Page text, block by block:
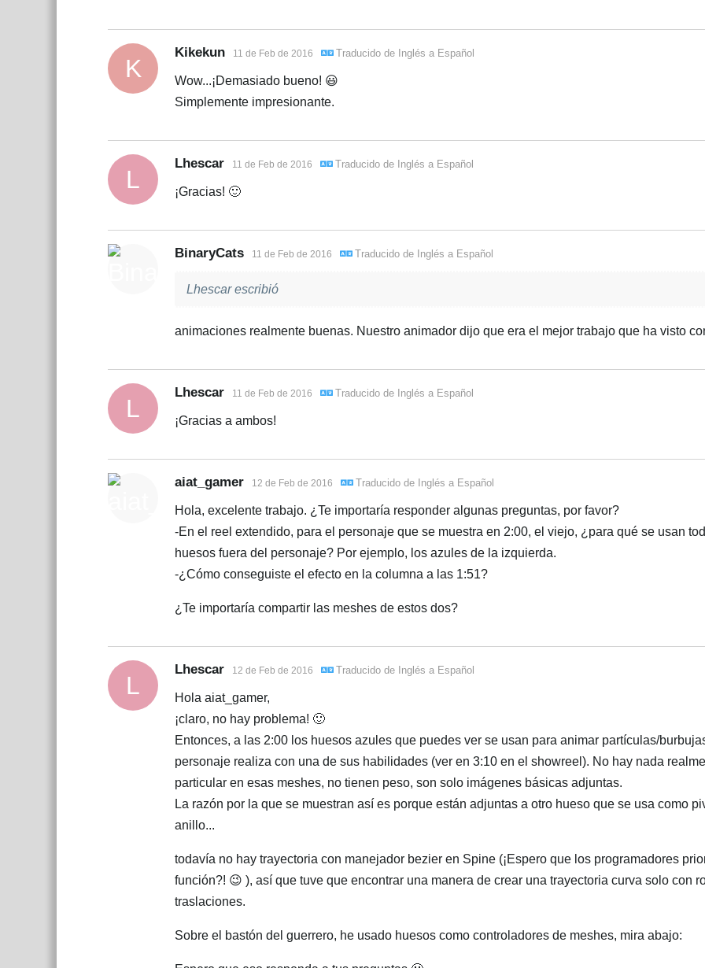
K
Kikekun 11 de Feb de 2016 Traducido de Inglés a Español
Wow...¡Demasiado bueno! 😃
Simplemente impresionante.
L
Lhescar 11 de Feb de 2016 Traducido de Inglés a Español
¡Gracias! 🙂
BinaryCats 11 de Feb de 2016 Traducido de Inglés a Español
Lhescar escribió
animaciones realmente buenas. Nuestro animador dijo que era el mejor trabajo que ha visto
L
Lhescar 11 de Feb de 2016 Traducido de Inglés a Español
¡Gracias a ambos!
aiat_gamer 12 de Feb de 2016 Traducido de Inglés a Español
Hola, excelente trabajo. ¿Te importaría responder algunas preguntas, por favor?
-En el reel extendido, para el personaje que se muestra en 2:00, el viejo, ¿para qué se usan
huesos fuera del personaje? Por ejemplo, los azules de la izquierda.
-¿Cómo conseguiste el efecto en la columna a las 1:51?
¿Te importaría compartir las meshes de estos dos?
L
Lhescar 12 de Feb de 2016 Traducido de Inglés a Español
Hola aiat_gamer,
¡claro, no hay problema! 🙂
Entonces, a las 2:00 los huesos azules que puedes ver se usan para animar partículas/
personaje realiza con una de sus habilidades (ver en 3:10 en el showreel). No hay nada
particular en esas meshes, no tienen peso, son solo imágenes básicas adjuntas.
La razón por la que se muestran así es porque están adjuntas a otro hueso que se usa como
anillo...
todavía no hay trayectoria con manejador bezier en Spine (¡Espero que los programadores
función?! 😉 ), así que tuve que encontrar una manera de crear una trayectoria curva solo con
traslaciones.
Sobre el bastón del guerrero, he usado huesos como controladores de meshes, mira abajo: